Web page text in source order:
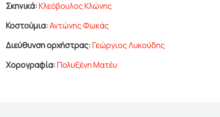
Σκηνικά:Κλεόβουλος Κλώνης
Κοστούμια:Αντώνης Φωκάς
Διεύθυνση ορχήστρας:Γεώργιος Λυκούδης
Χορογραφία:Πολυξένη Ματέυ